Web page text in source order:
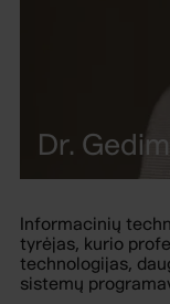
Dr.
Informacinių
tyrėjas, kurio
technologijas,
sistemų